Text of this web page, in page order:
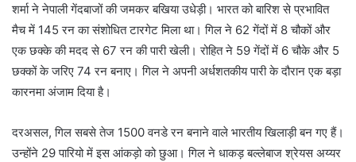
शर्मा ने नेपाली गेंदबाजों की जमकर बखिया उधेड़ी। भारत को बारिश से प्रभावित
मैच में 145 रन का संशोधित टारगेट मिला था। गिल ने 62 गेंदों में 8 चौकों और
एक छक्के की मदद से 67 रन की पारी खेली। रोहित ने 59 गेंदों में 6 चौके और 5
छक्कों के जरिए 74 रन बनाए। गिल ने अपनी अर्धशतकीय पारी के दौरान एक बड़ा
कारनमा अंजाम दिया है।
दरअसल, गिल सबसे तेज 1500 वनडे रन बनाने वाले भारतीय खिलाड़ी बन गए हैं।
उन्होंने 29 पारियो में इस आंकड़ो को छुआ। गिल ने धाकड़ बल्लेबाज श्रेयस अय्यर